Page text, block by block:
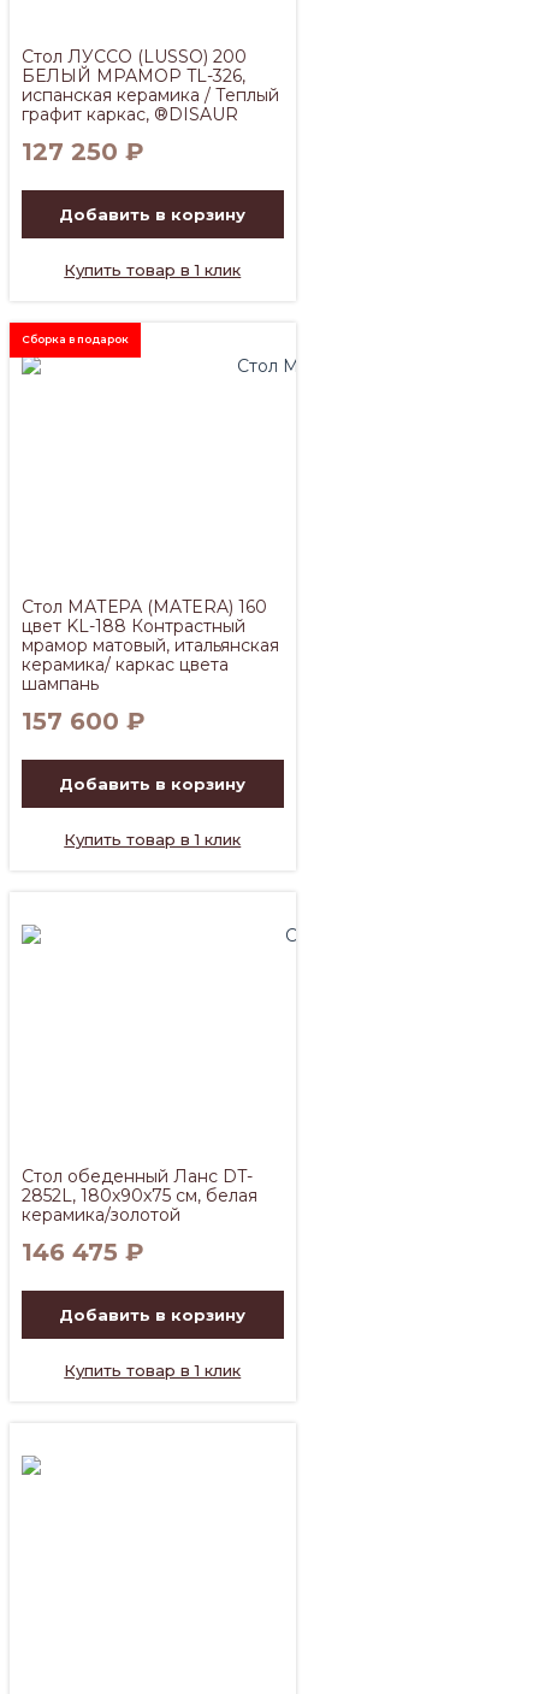
Стол ЛУССО (LUSSO) 200
БЕЛЫЙ МРАМОР TL-326,
испанская керамика / Теплый
графит каркас, ®DISAUR
127 250 ₽
Добавить в корзину
Купить товар в 1 клик
Сборка в подарок
Стол МАТЕРА (MATERA) 160
цвет KL-188 Контрастный
мрамор матовый, итальянская
керамика/ каркас цвета
шампань
157 600 ₽
Добавить в корзину
Купить товар в 1 клик
Стол обеденный Ланс DT-
2852L, 180х90х75 см, белая
керамика/золотой
146 475 ₽
Добавить в корзину
Купить товар в 1 клик